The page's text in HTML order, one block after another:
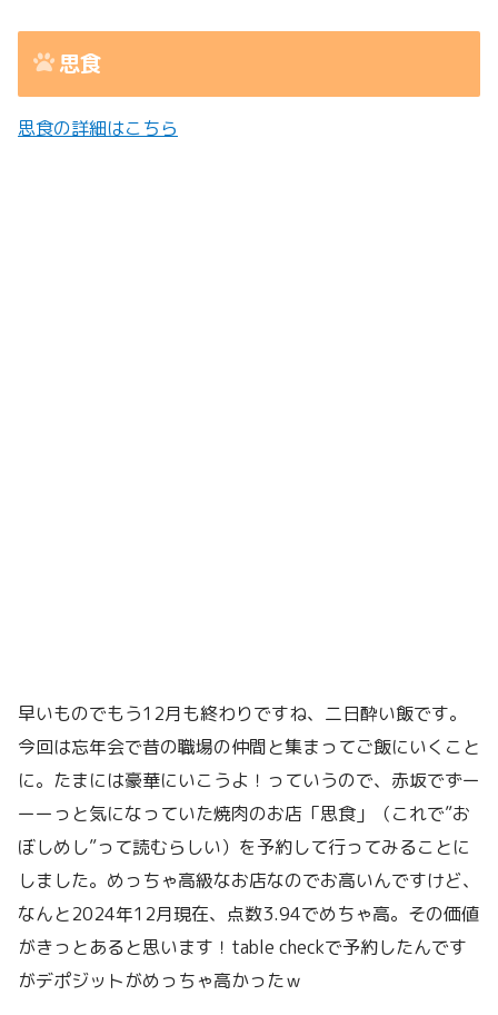
思食
思食の詳細はこちら
早いものでもう12月も終わりですね、二日酔い飯です。
今回は忘年会で昔の職場の仲間と集まってご飯にいくこと
に。たまには豪華にいこうよ！っていうので、赤坂でずー
ーーっと気になっていた焼肉のお店「思食」（これで”お
ぼしめし”って読むらしい）を予約して行ってみることに
しました。めっちゃ高級なお店なのでお高いんですけど、
なんと2024年12月現在、点数3.94でめちゃ高。その価値
がきっとあると思います！table checkで予約したんです
がデポジットがめっちゃ高かったｗ